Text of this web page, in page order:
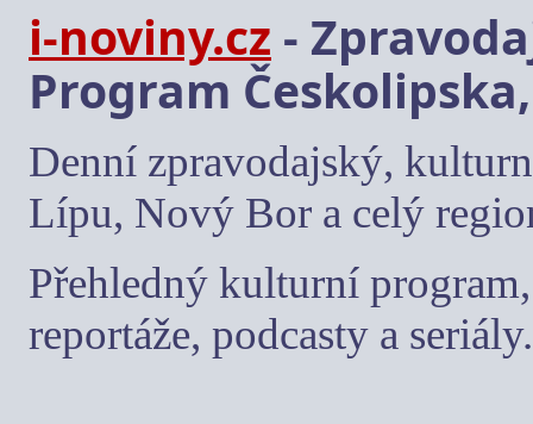
i-noviny.cz -
Program
Denní zpravodajský,
Lípu, Nový Bor a celý
Přehledný kulturní
reportáže, podcasty a seriály.